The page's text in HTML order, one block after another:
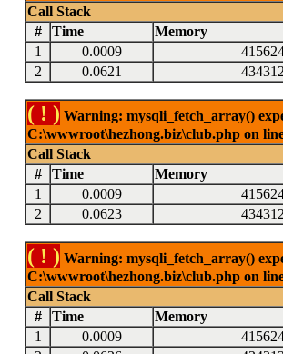
Call Stack
#
Time Memory
1
0.0009
2
0.0621 434312
( ! ) Warning: mysqli_fetch_array()
C:\wwwroot\hezhong.biz\club.php on
Call Stack
#
Time Memory
1
0.0009
2
0.0623 434312
( ! ) Warning: mysqli_fetch_array()
C:\wwwroot\hezhong.biz\club.php on
Call Stack
#
Time Memory
1
0.0009